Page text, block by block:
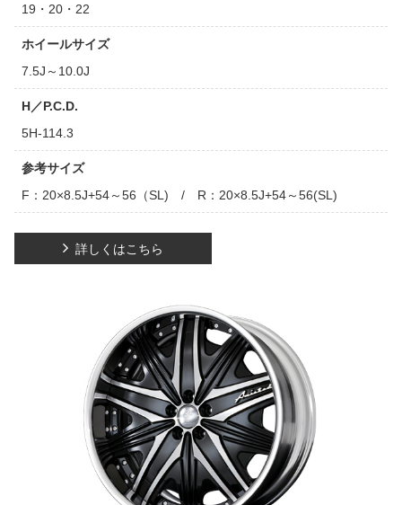
19・20・22
ホイールサイズ
7.5J～10.0J
H／P.C.D.
5H-114.3
参考サイズ
F：20×8.5J+54～56（SL) / R：20×8.5J+54～56(SL)
詳しくはこちら